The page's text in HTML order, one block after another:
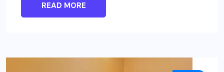
READ MORE